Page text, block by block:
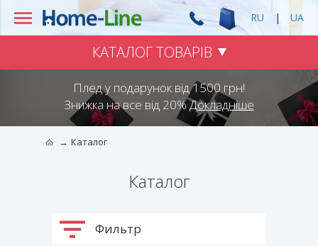
RU | UA
КАТАЛОГ ТОВАРІВ
Плед у подарунок від 1500 грн!
Знижка на все від 20%Докладніше
Каталог
Каталог
Фильтр